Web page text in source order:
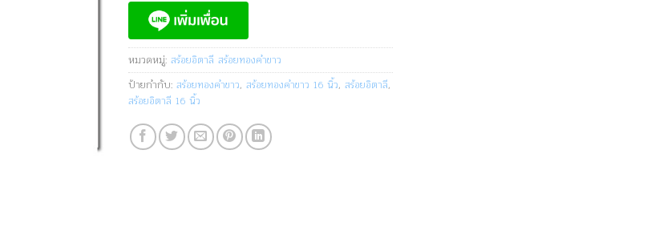
หมวดหมู่: สร้อยอิตาลี สร้อยทองคำขาว
ป้ายกำกับ: สร้อยทองคำขาว, สร้อยทองคำขาว 16 นิ้ว, สร้อยอิตาลี,
สร้อยอิตาลี 16 นิ้ว